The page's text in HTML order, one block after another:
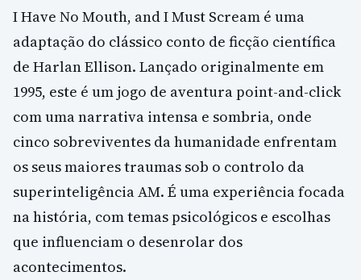
I Have No Mouth, and I Must Scream é uma
adaptação do clássico conto de ficção científica
de Harlan Ellison. Lançado originalmente em
1995, este é um jogo de aventura point-and-click
com uma narrativa intensa e sombria, onde
cinco sobreviventes da humanidade enfrentam
os seus maiores traumas sob o controlo da
superinteligência AM. É uma experiência focada
na história, com temas psicológicos e escolhas
que influenciam o desenrolar dos
acontecimentos.